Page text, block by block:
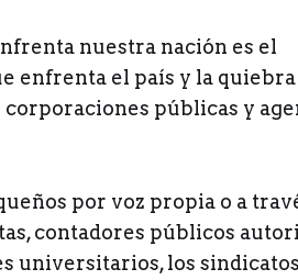
nuestra nación es el
enfrenta el país y la
corporaciones públicas y
por voz propia o a
contadores públicos
universitarios, los